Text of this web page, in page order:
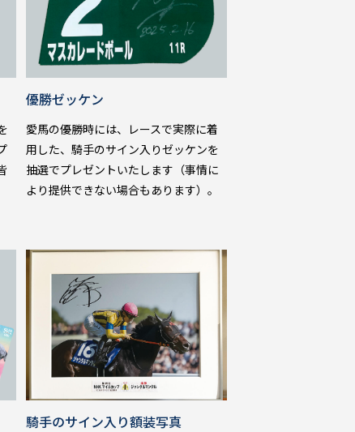
優勝ゼッケン
愛馬の優勝時には、レースで実際に着
用した、騎手のサイン入りゼッケンを
抽選でプレゼントいたします（事情に
より提供できない場合もあります）。
騎手のサイン入り額装写真